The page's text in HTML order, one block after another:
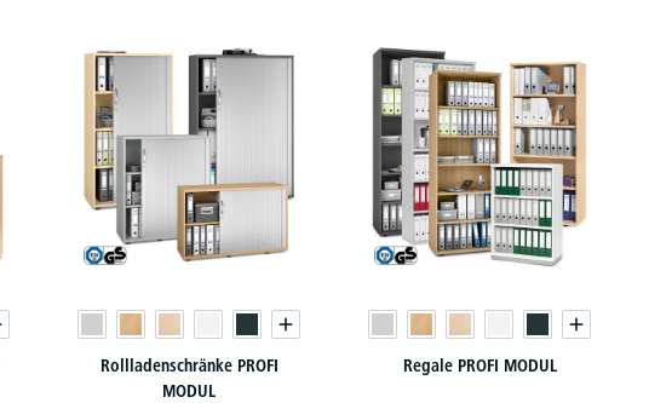
Rollladenschränke PROFI
MODUL
Regale PROFI MODUL